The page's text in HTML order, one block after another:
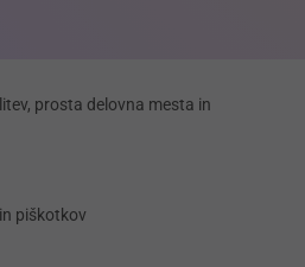
prosta delovna mesta in
piškotkov